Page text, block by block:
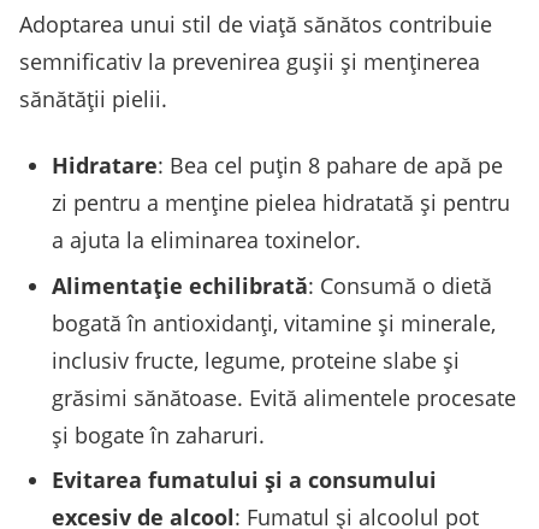
Adoptarea unui stil de viață sănătos contribuie
semnificativ la prevenirea gușii și menținerea
sănătății pielii.
Hidratare: Bea cel puțin 8 pahare de apă pe
zi pentru a menține pielea hidratată și pentru
a ajuta la eliminarea toxinelor.
Alimentație echilibrată: Consumă o dietă
bogată în antioxidanți, vitamine și minerale,
inclusiv fructe, legume, proteine slabe și
grăsimi sănătoase. Evită alimentele procesate
și bogate în zaharuri.
Evitarea fumatului și a consumului
excesiv de alcool: Fumatul și alcoolul pot